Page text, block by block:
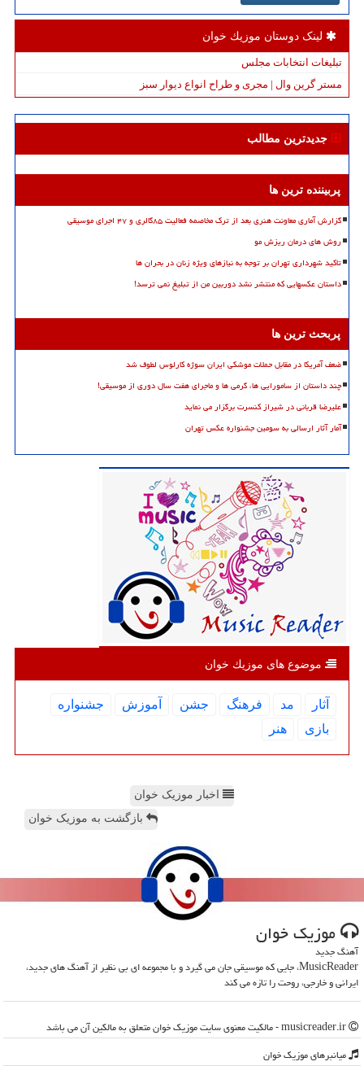
لینک دوستان موزیك خوان
تبلیغات انتخابات مجلس
مستر گرین وال | مجری و طراح انواع دیوار سبز
جدیدترین مطالب
پربیننده ترین ها
گزارش آماری معاونت هنری بعد از ترک مخاصمه فعالیت ۸۵گالری و ۴۷ اجرای موسیقی
روش های درمان ریزش مو
تاکید شهرداری تهران بر توجه به نیازهای ویژه زنان در بحران ها
داستان عکسهایی که منتشر نشد دوربین من از تبلیغ نمی ترسد!
پربحث ترین ها
ضعف آمریکا در مقابل حملات موشکی ایران سوژه کارلوس لطوف شد
چند داستان از سامورایی ها، گرمی ها و ماجرای هفت سال دوری از موسیقی!
علیرضا قربانی در شیراز کنسرت برگزار می نماید
آمار آثار ارسالی به سومین جشنواره عکس تهران
موضوع های موزیك خوان
آثار مد فرهنگ جشن آموزش
جشنواره
بازی
هنر
اخبار موزیک خوان
بازگشت به موزیک خوان
موزیك خوان
آهنگ جدید
MusicReader، جایی که موسیقی جان می گیرد و با مجموعه ای بی نظیر از آهنگ های جدید،
ایرانی و خارجی، روحت را تازه می کند
میانبرهای موزیك خوان